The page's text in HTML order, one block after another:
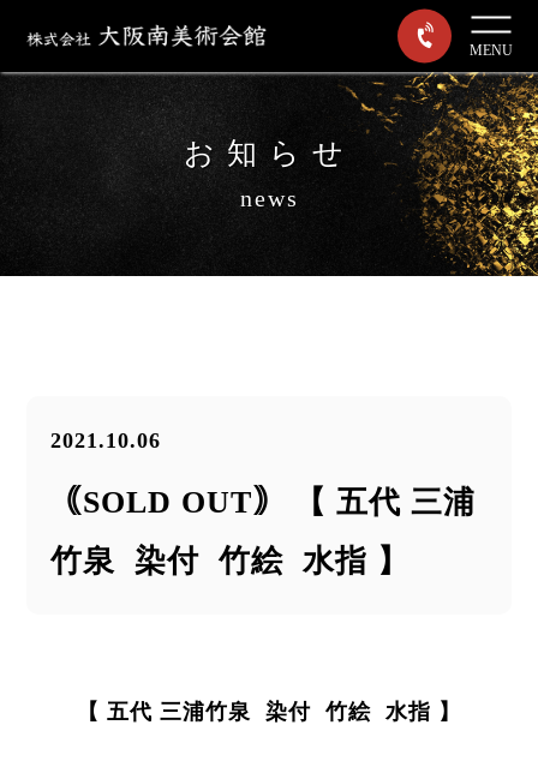
MENU
お知らせ
news
2021.10.06
｟SOLD OUT｠ 【 五代 三浦
竹泉 染付 竹絵 水指 】
【 五代 三浦竹泉 染付 竹絵 水指 】